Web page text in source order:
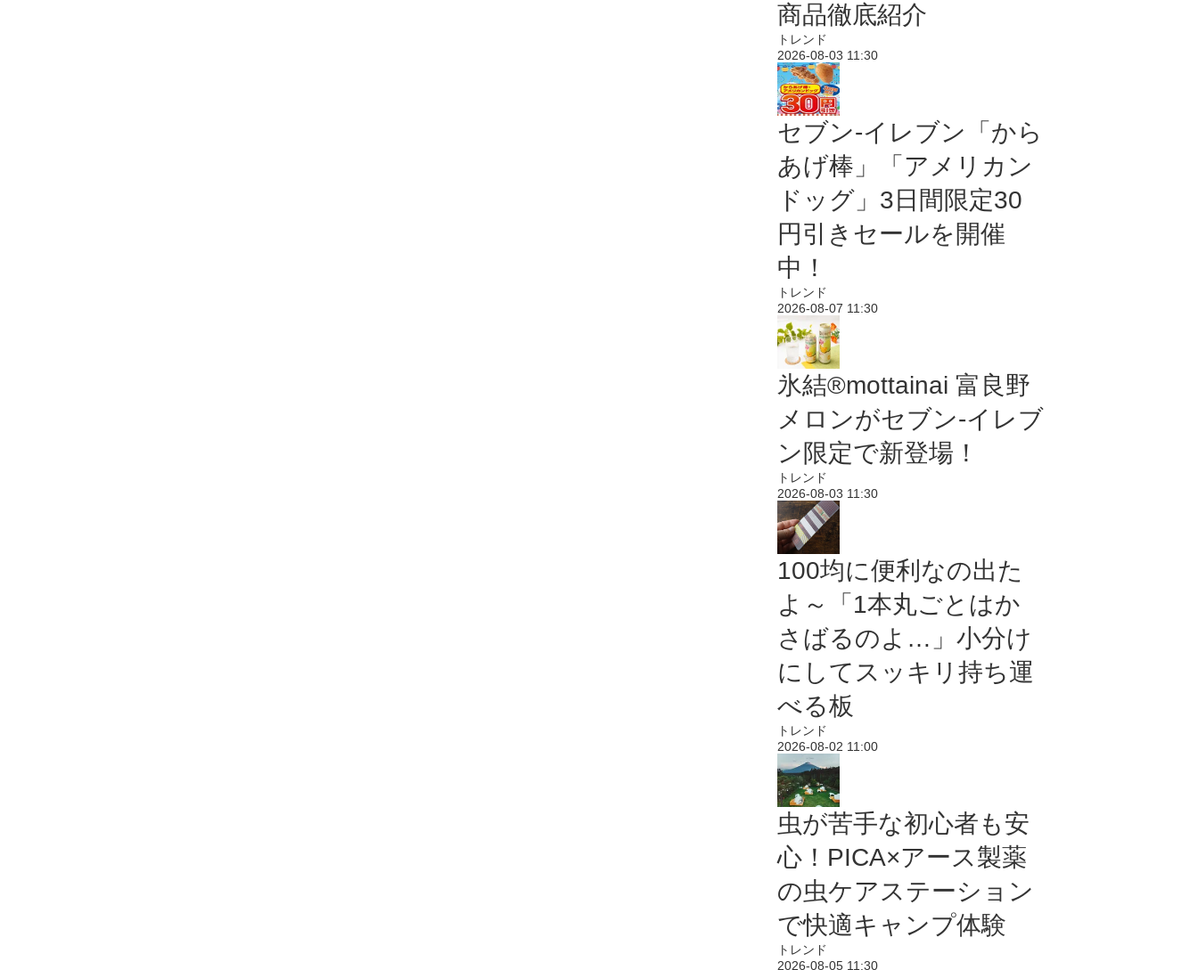
商品徹底紹介
トレンド
2026-08-03 11:30
セブン‐イレブン「から
あげ棒」「アメリカン
ドッグ」3日間限定30
円引きセールを開催
中！
トレンド
2026-08-07 11:30
氷結®mottainai 富良野
メロンがセブン‐イレブ
ン限定で新登場！
トレンド
2026-08-03 11:30
100均に便利なの出た
よ～「1本丸ごとはか
さばるのよ…」小分け
にしてスッキリ持ち運
べる板
トレンド
2026-08-02 11:00
虫が苦手な初心者も安
心！PICA×アース製薬
の虫ケアステーション
で快適キャンプ体験
トレンド
2026-08-05 11:30